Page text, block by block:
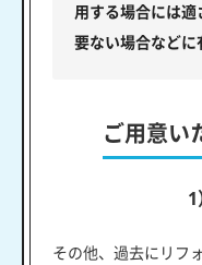
用する場合には
要ない場合などに
ご用意い
その他、過去にリフ